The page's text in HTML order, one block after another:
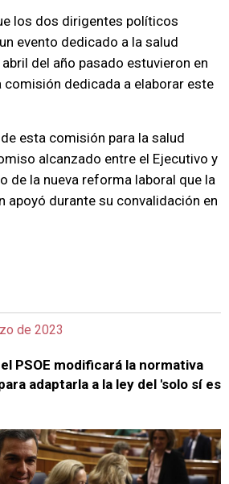
los dos dirigentes políticos
evento dedicado a la salud
del año pasado estuvieron en
comisión dedicada a elaborar este
esta comisión para la salud
alcanzado entre el Ejecutivo y
de la nueva reforma laboral que la
apoyó durante su convalidación en
de 2023
PSOE modificará la normativa
adaptarla a la ley del 'solo sí es